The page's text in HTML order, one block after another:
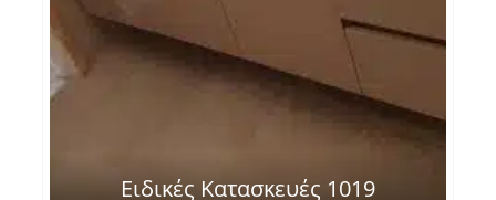
Ειδικές Κατασκευές 1019